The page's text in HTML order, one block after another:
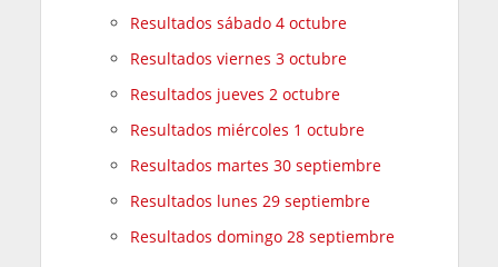
Resultados sábado 4 octubre
Resultados viernes 3 octubre
Resultados jueves 2 octubre
Resultados miércoles 1 octubre
Resultados martes 30 septiembre
Resultados lunes 29 septiembre
Resultados domingo 28 septiembre